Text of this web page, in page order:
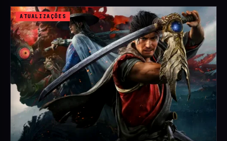
ATUALIZAÇÕES